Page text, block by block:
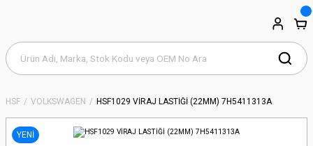
HSF VOLKSWAGEN HSF1029 VİRAJ LASTİĞİ (22MM) 7H5411313A
YENİ